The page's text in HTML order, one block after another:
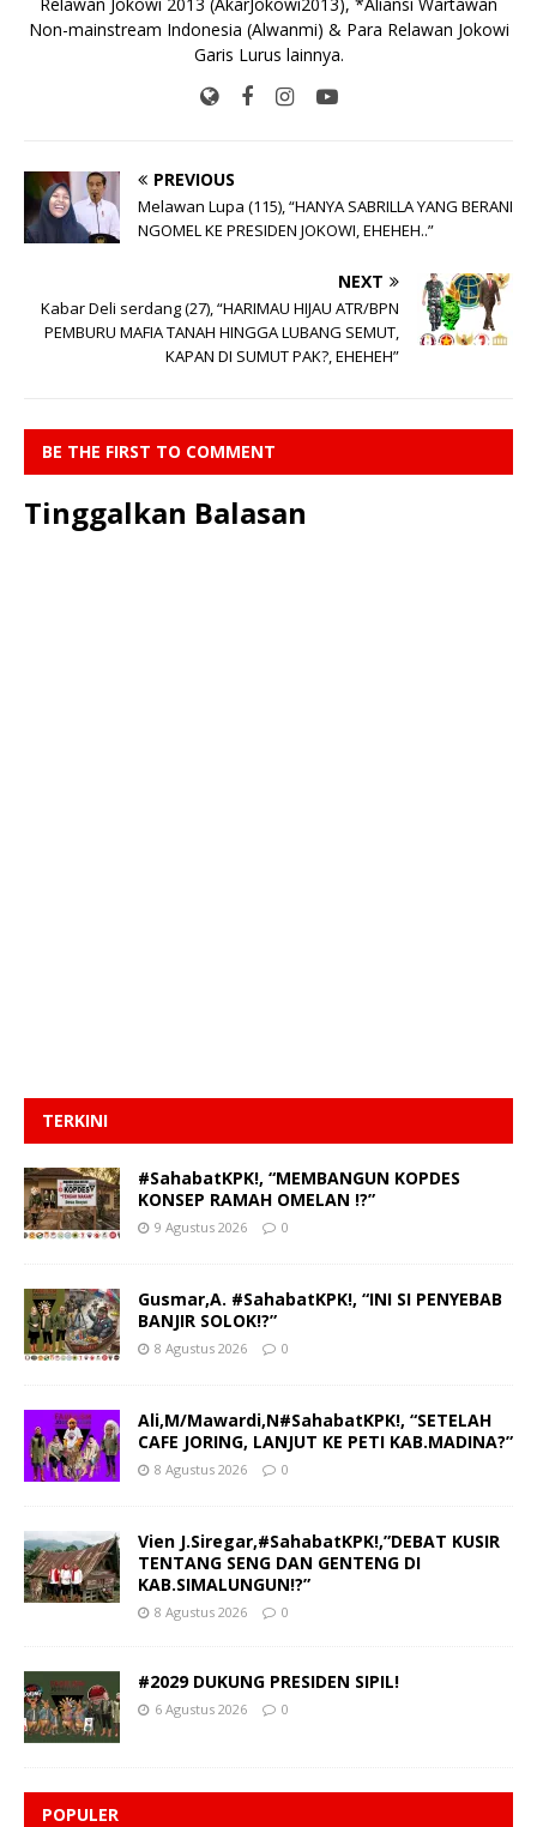
Non-mainstream Indonesia (Alwanmi) & Para Relawan Jokowi
Garis Lurus lainnya.
PREVIOUS
Melawan Lupa (115), “HANYA SABRILLA YANG BERANI
NGOMEL KE PRESIDEN JOKOWI, EHEHEH..”
NEXT
Kabar Deli serdang (27), “HARIMAU HIJAU ATR/BPN
PEMBURU MAFIA TANAH HINGGA LUBANG SEMUT,
KAPAN DI SUMUT PAK?, EHEHEH”
BE THE FIRST TO COMMENT
Tinggalkan Balasan
TERKINI
#SahabatKPK!, “MEMBANGUN KOPDES
KONSEP RAMAH OMELAN !?”
9 Agustus 2026 0
Gusmar,A. #SahabatKPK!, “INI SI PENYEBAB
BANJIR SOLOK!?”
8 Agustus 2026 0
Ali,M/Mawardi,N#SahabatKPK!, “SETELAH
CAFE JORING, LANJUT KE PETI KAB.MADINA?”
8 Agustus 2026 0
Vien J.Siregar,#SahabatKPK!,”DEBAT KUSIR
TENTANG SENG DAN GENTENG DI
KAB.SIMALUNGUN!?”
8 Agustus 2026 0
#2029 DUKUNG PRESIDEN SIPIL!
6 Agustus 2026 0
POPULER